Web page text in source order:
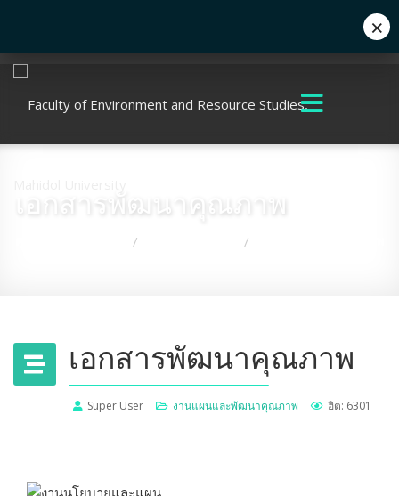
เอกสารพัฒนาคุณภาพ
/ /
เอกสารพัฒนาคุณภาพ
Super User งานแผนและพัฒนาคุณภาพ ฮิต: 6301
×